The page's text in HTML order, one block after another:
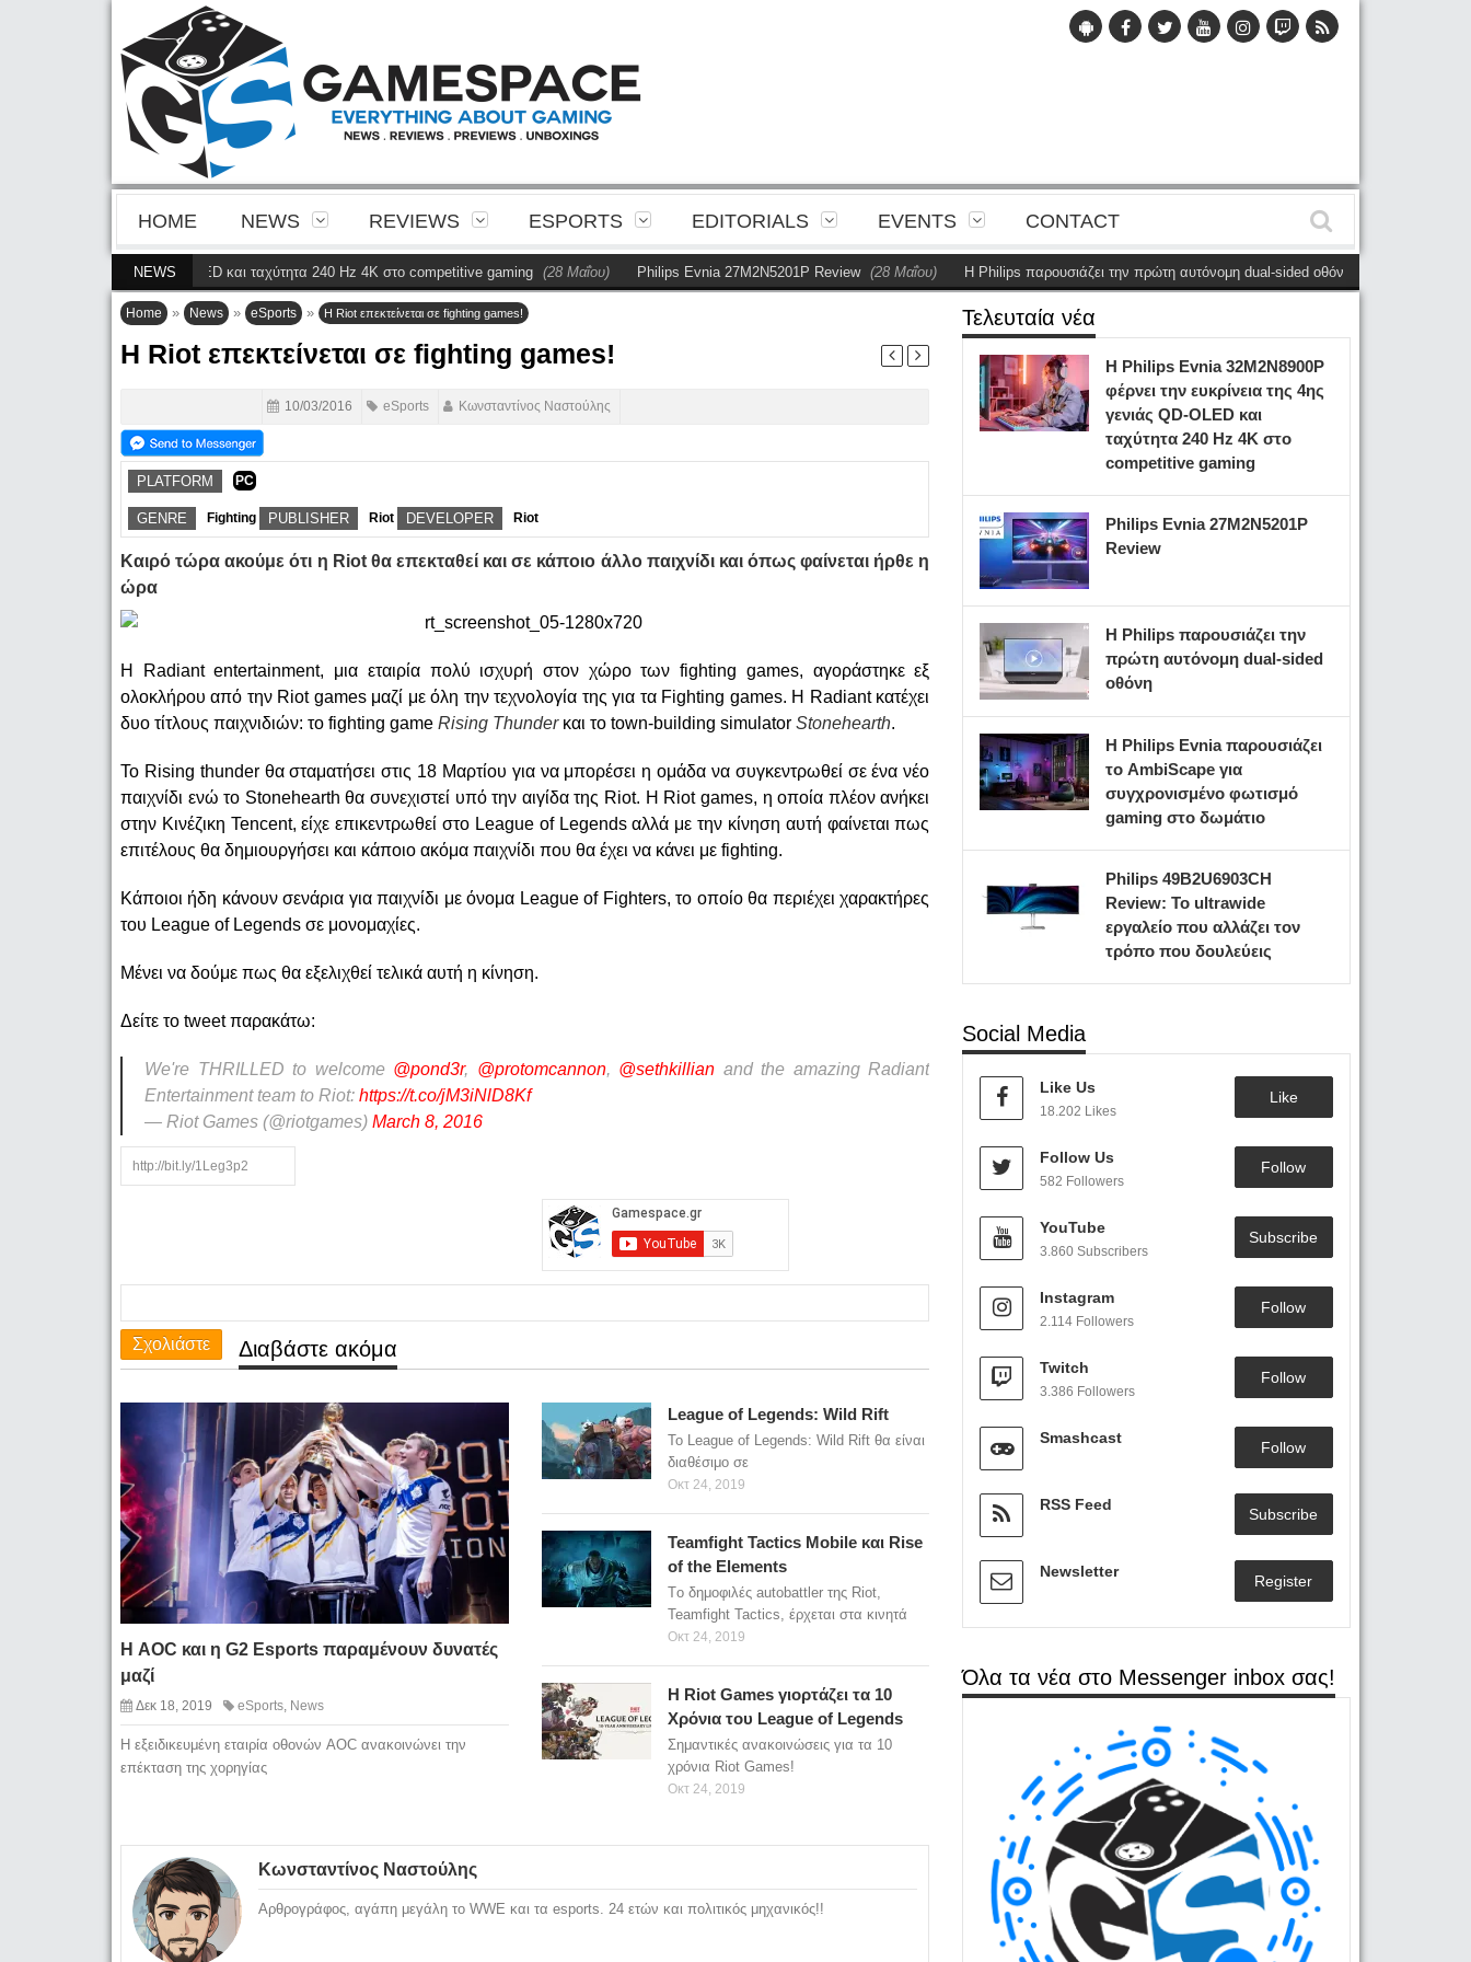
HOME NEWS REVIEWS ESPORTS EDITORIALS EVENTS CONTACT
NEWS
της 4ης γενιάς QD-OLED και ταχύτητα 240 Hz 4K στο competitive gaming (28 Μαΐου) Philips Evnia 27M2N5201P Review (28 Μαΐου) Η Philips παρουσιάζει την πρώτη αυτόνομη dual-sided οθόνη (28 Μαΐου)
Home » News » eSports » Η Riot επεκτείνεται σε fighting games!
Η Riot επεκτείνεται σε fighting games!
10/03/2016 eSports Κωνσταντίνος Ναστούλης
PLATFORM PC
GENRE Fighting PUBLISHER Riot DEVELOPER Riot
Καιρό τώρα ακούμε ότι η Riot θα επεκταθεί και σε κάποιο άλλο παιχνίδι και όπως φαίνεται ήρθε η
ώρα
Η Radiant entertainment, μια εταιρία πολύ ισχυρή στον χώρο των fighting games, αγοράστηκε εξ
ολοκλήρου από την Riot games μαζί με όλη την τεχνολογία της για τα Fighting games. Η Radiant κατέχει
δυο τίτλους παιχνιδιών: το fighting game Rising Thunderκαι το town-building simulator Stonehearth.
Το Rising thunder θα σταματήσει στις 18 Μαρτίου για να μπορέσει η ομάδα να συγκεντρωθεί σε ένα νέο
παιχνίδι ενώ το Stonehearth θα συνεχιστεί υπό την αιγίδα της Riot. H Riot games, η οποία πλέον ανήκει
στην Κινέζικη Tencent, είχε επικεντρωθεί στο League of Legends αλλά με την κίνηση αυτή φαίνεται πως
επιτέλους θα δημιουργήσει και κάποιο ακόμα παιχνίδι που θα έχει να κάνει με fighting.
Κάποιοι ήδη κάνουν σενάρια για παιχνίδι με όνομα League of Fighters, το οποίο θα περιέχει χαρακτήρες
του League of Legends σε μονομαχίες.
Μένει να δούμε πως θα εξελιχθεί τελικά αυτή η κίνηση.
Δείτε το tweet παρακάτω:
We're THRILLED to welcome @pond3r, @protomcannon, @sethkillian and the amazing Radiant
Entertainment team to Riot: https://t.co/jM3iNlD8Kf
— Riot Games (@riotgames) March 8, 2016
Σχολιάστε Διαβάστε ακόμα
Η AOC και η G2 Esports παραμένουν δυνατές
μαζί
Δεκ 18, 2019 eSports News
Η εξειδικευμένη εταιρία οθονών AOC ανακοινώνει την
επέκταση της χορηγίας
League of Legends: Wild Rift
Το League of Legends: Wild Rift θα είναι
διαθέσιμο σε
Οκτ 24, 2019
Teamfight Tactics Mobile και Rise
of the Elements
Tο δημοφιλές autobattler της Riot,
Teamfight Tactics, έρχεται στα κινητά
Οκτ 24, 2019
H Riot Games γιορτάζει τα 10
Χρόνια του League of Legends
Σημαντικές ανακοινώσεις για τα 10
χρόνια Riot Games!
Οκτ 24, 2019
Κωνσταντίνος Ναστούλης
Αρθρογράφος, αγάπη μεγάλη το WWE και τα esports. 24 ετών και πολιτικός μηχανικός!!
Τελευταία νέα
Η Philips Evnia 32M2N8900P
φέρνει την ευκρίνεια της 4ης
γενιάς QD-OLED και
ταχύτητα 240 Hz 4K στο
competitive gaming
Philips Evnia 27M2N5201P
Review
Η Philips παρουσιάζει την
πρώτη αυτόνομη dual-sided
οθόνη
Η Philips Evnia παρουσιάζει
το AmbiScape για
συγχρονισμένο φωτισμό
gaming στο δωμάτιο
Philips 49B2U6903CH
Review: Το ultrawide
εργαλείο που αλλάζει τον
τρόπο που δουλεύεις
Social Media
Like Us
18.202 Likes
Like
Follow Us
582 Followers
Follow
YouTube
3.860 Subscribers
Subscribe
Instagram
2.114 Followers
Follow
Twitch
3.386 Followers
Follow
Smashcast
Follow
RSS Feed
Subscribe
Newsletter
Register
Όλα τα νέα στο Messenger inbox σας!